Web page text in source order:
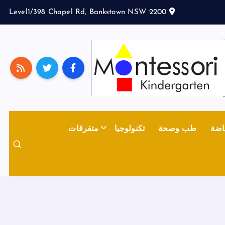
Level1/398 Chapel Rd, Bankstown NSW 2200
طب وصحة تكنولوجيا متفرقات